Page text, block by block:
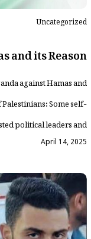
Uncategorized
and its Reason
against Hamas and
Some self-
political leaders and
April 14, 2025